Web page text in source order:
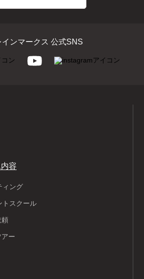
インマークス 公式SNS
容
ィング
トスクール
頼
ー